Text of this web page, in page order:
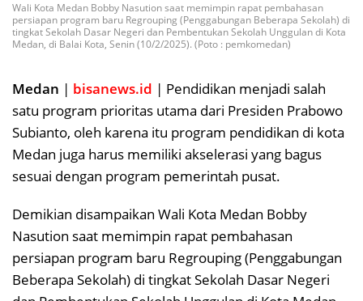
Wali Kota Medan Bobby Nasution saat memimpin rapat pembahasan
persiapan program baru Regrouping (Penggabungan Beberapa Sekolah) di
tingkat Sekolah Dasar Negeri dan Pembentukan Sekolah Unggulan di Kota
Medan, di Balai Kota, Senin (10/2/2025). (Poto : pemkomedan)
Medan | bisanews.id | Pendidikan menjadi salah
satu program prioritas utama dari Presiden Prabowo
Subianto, oleh karena itu program pendidikan di kota
Medan juga harus memiliki akselerasi yang bagus
sesuai dengan program pemerintah pusat.
Demikian disampaikan Wali Kota Medan Bobby
Nasution saat memimpin rapat pembahasan
persiapan program baru Regrouping (Penggabungan
Beberapa Sekolah) di tingkat Sekolah Dasar Negeri